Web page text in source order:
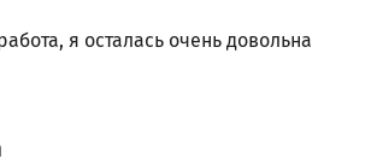
я осталась очень довольна